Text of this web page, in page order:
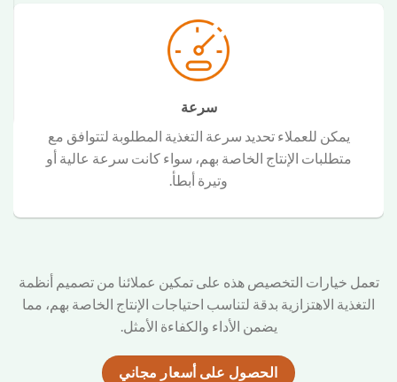
سرعة
يمكن للعملاء تحديد سرعة التغذية المطلوبة لتتوافق مع
متطلبات الإنتاج الخاصة بهم، سواء كانت سرعة عالية أو
وتيرة أبطأ.
تعمل خيارات التخصيص هذه على تمكين عملائنا من تصميم أنظمة
التغذية الاهتزازية بدقة لتناسب احتياجات الإنتاج الخاصة بهم، مما
يضمن الأداء والكفاءة الأمثل.
الحصول على أسعار مجاني